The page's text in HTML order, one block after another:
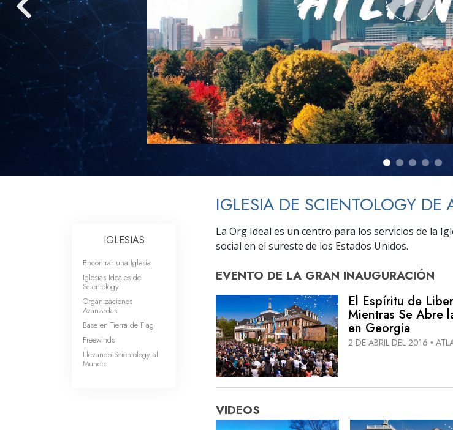
Amor y Odio: ¿Qué es Grandeza?
IGLESIA DE SCIENTOLOGY DE
La Org Ideal es un centro para los servicios de la
social en el sureste de los Estados Unidos.
EVENTO DE LA GRAN INAUGURACIÓN
El Espíritu de
Mientras Se Abre
en Georgia
2 DE ABRIL DEL 2016 •
VIDEOS
IGLESIAS
Encontrar una Iglesia
Iglesias Ideales de
Scientology
Organizaciones
Avanzadas
Base en Tierra de Flag
Freewinds
Llevando Scientology al
Mundo